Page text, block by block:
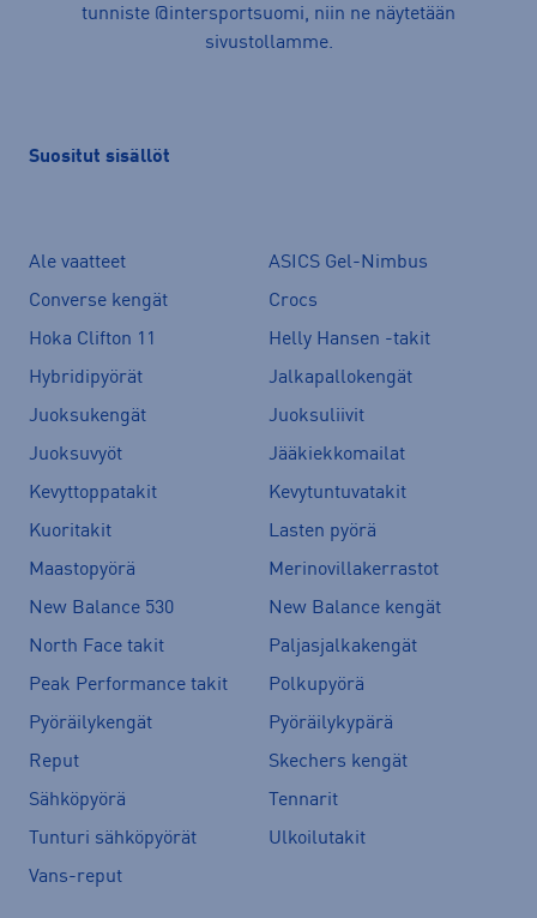
tunniste @intersportsuomi, niin ne näytetään
sivustollamme.
Suositut sisällöt
Ale vaatteet
ASICS Gel-Nimbus
Converse kengät
Crocs
Hoka Clifton 11
Helly Hansen -takit
Hybridipyörät
Jalkapallokengät
Juoksukengät
Juoksuliivit
Juoksuvyöt
Jääkiekkomailat
Kevyttoppatakit
Kevytuntuvatakit
Kuoritakit
Lasten pyörä
Maastopyörä
Merinovillakerrastot
New Balance 530
New Balance kengät
North Face takit
Paljasjalkakengät
Peak Performance takit
Polkupyörä
Pyöräilykengät
Pyöräilykypärä
Reput
Skechers kengät
Sähköpyörä
Tennarit
Tunturi sähköpyörät
Ulkoilutakit
Vans-reput